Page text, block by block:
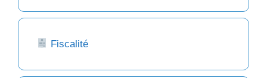
Fiscalité